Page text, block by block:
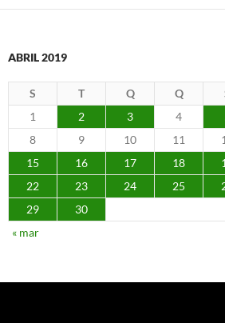
ABRIL 2019
S T Q Q
1
2 3 4
8
9 10 11
15
16 17 18
22
23 24 25
29
30
« mar